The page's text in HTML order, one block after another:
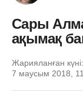
Сары
ақымақ
Жарияланған күні:
7 маусым 2018,